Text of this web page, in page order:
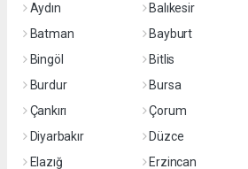
Aydın
Balıkesir
Batman
Bayburt
Bingöl
Bitlis
Burdur
Bursa
Çankırı
Çorum
Diyarbakır
Düzce
Elazığ
Erzincan